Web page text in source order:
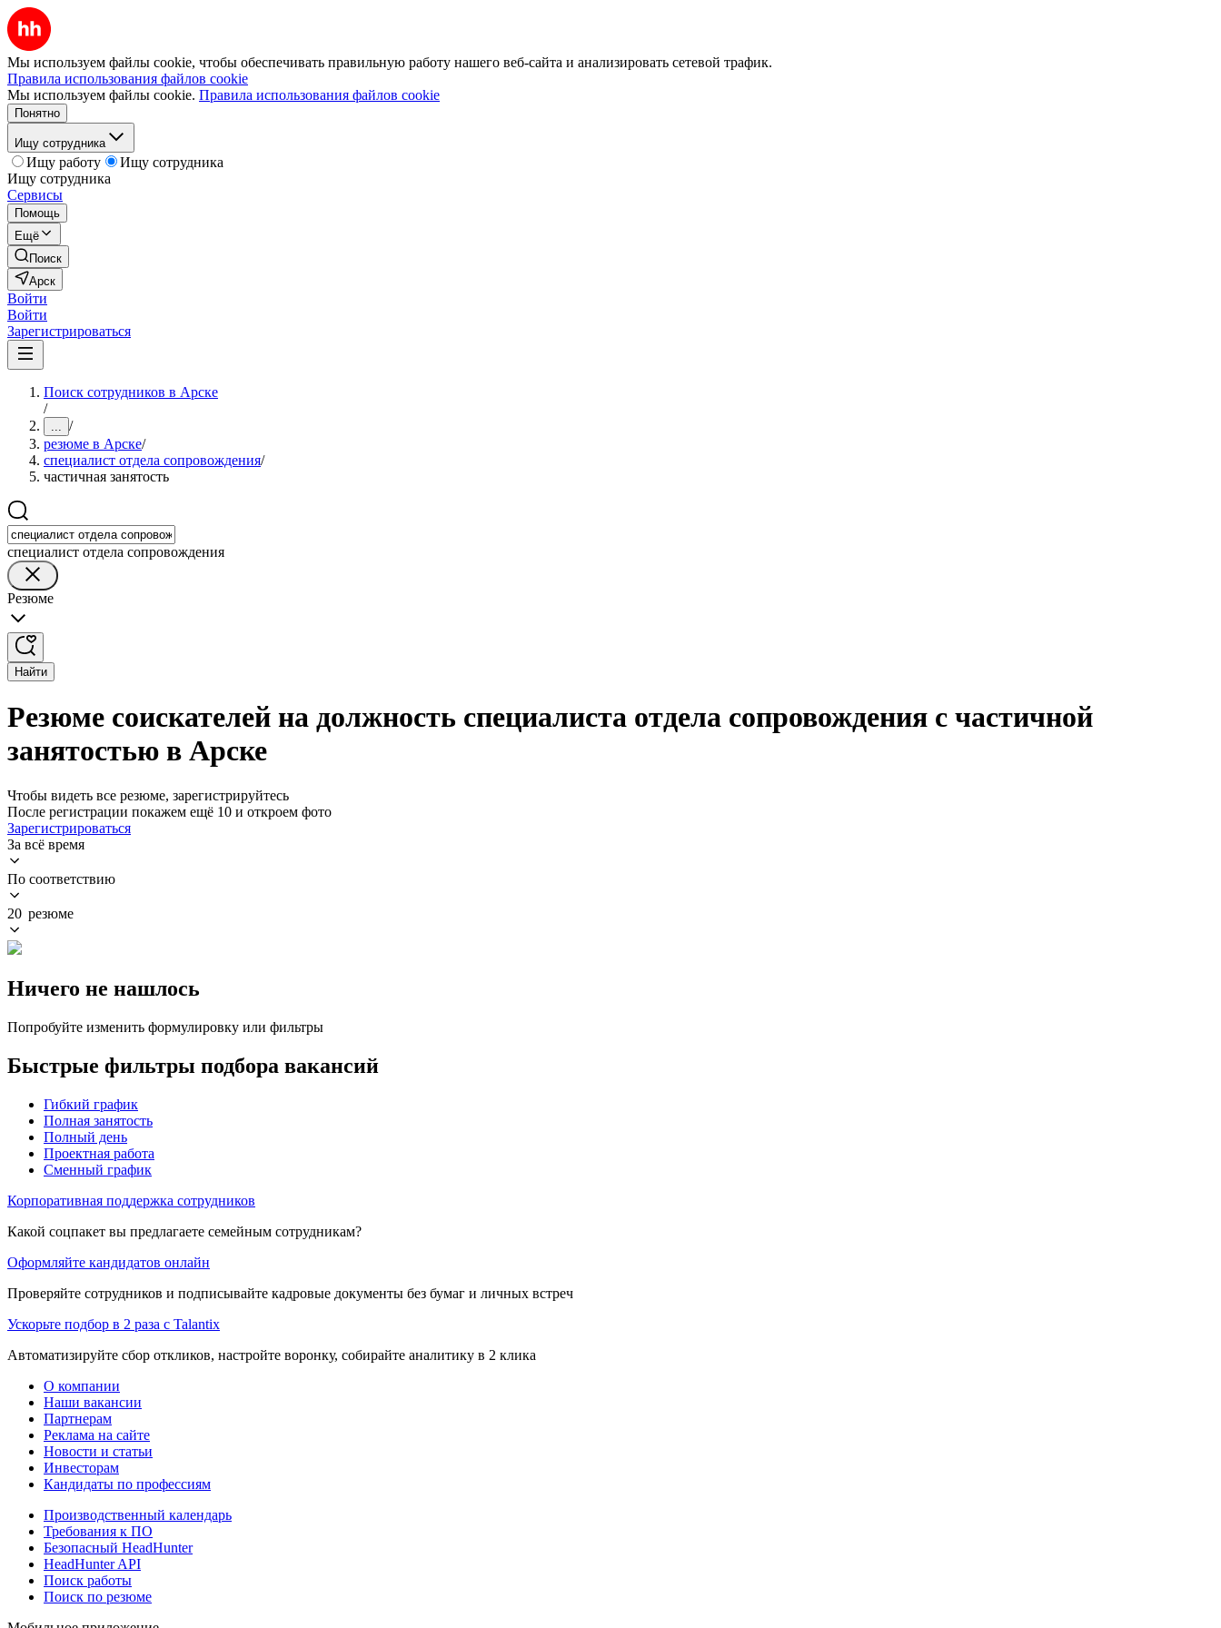
Мы используем файлы cookie, чтобы обеспечивать правильную работу нашего веб-сайта и анализировать сетевой трафик.
Правила использования файлов cookie
Мы используем файлы cookie. Правила использования файлов cookie
Понятно
Ищу сотрудника
Ищу работу
Ищу сотрудника
Ищу сотрудника
Сервисы
Помощь
Ещё
Поиск
Арск
Войти
Войти
Зарегистрироваться
Поиск сотрудников в Арске
/
... /
резюме в Арске/
специалист отдела сопровождения/
частичная занятость
специалист отдела сопровождения
Резюме
Найти
Резюме соискателей на должность специалиста отдела сопровождения с частичной
занятостью в Арске
Чтобы видеть все резюме, зарегистрируйтесь
После регистрации покажем ещё 10 и откроем фото
Зарегистрироваться
За всё время
По соответствию
20 резюме
Ничего не нашлось
Попробуйте изменить формулировку или фильтры
Быстрые фильтры подбора вакансий
Гибкий график
Полная занятость
Полный день
Проектная работа
Сменный график
Корпоративная поддержка сотрудников
Какой соцпакет вы предлагаете семейным сотрудникам?
Оформляйте кандидатов онлайн
Проверяйте сотрудников и подписывайте кадровые документы без бумаг и личных встреч
Ускорьте подбор в 2 раза с Talantix
Автоматизируйте сбор откликов, настройте воронку, собирайте аналитику в 2 клика
О компании
Наши вакансии
Партнерам
Реклама на сайте
Новости и статьи
Инвесторам
Кандидаты по профессиям
Производственный календарь
Требования к ПО
Безопасный HeadHunter
HeadHunter API
Поиск работы
Поиск по резюме